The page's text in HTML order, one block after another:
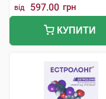
від 597.00 грн
КУПИТИ